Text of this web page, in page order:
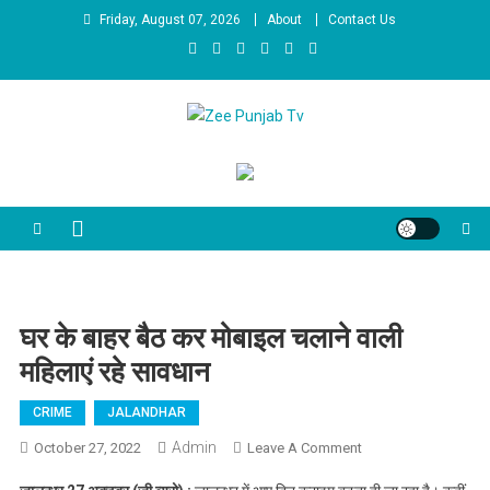
Skip to contentFriday, August 07, 2026 About Contact Us
Zee Punjab Tv
घर के बाहर बैठ कर मोबाइल चलाने वाली
महिलाएं रहे सावधान
CRIME JALANDHAR
October 27, 2022 Admin Leave A CommentOn घर के बाहर बैठ